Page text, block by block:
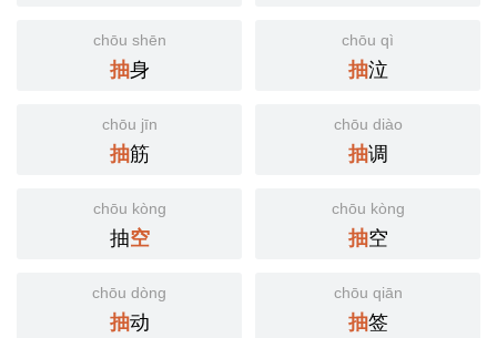
chōu shēn
抽身
chōu qì
抽泣
chōu jīn
抽筋
chōu diào
抽调
chōu kòng
抽空
chōu kòng
抽空
chōu dòng
抽动
chōu qiān
抽签